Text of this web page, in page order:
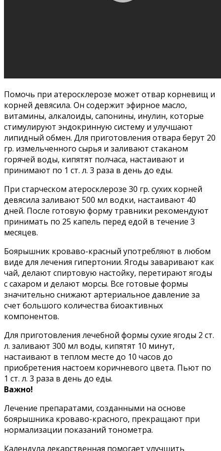
Помочь при атеросклерозе может отвар корневищ и
корней девясила. Он содержит эфирное масло,
витамины, алкалоиды, сапонины, инулин, которые
стимулируют эндокринную систему и улучшают
липидный обмен. Для приготовления отвара берут 20
гр. измельченного сырья и заливают стаканом
горячей воды, кипятят полчаса, настаивают и
принимают по 1 ст. л. 3 раза в день до еды.
При старческом атеросклерозе 30 гр. сухих корней
девясила заливают 500 мл водки, настаивают 40
дней. После готовую форму травники рекомендуют
принимать по 25 капель перед едой в течение 3
месяцев.
Боярышник кроваво-красный употребляют в любом
виде для лечения гипертонии. Ягоды заваривают как
чай, делают спиртовую настойку, перетирают ягоды
с сахаром и делают морсы. Все готовые формы
значительно снижают артериальное давление за
счет большого количества биоактивных
компонентов.
Для приготовления лечебной формы сухие ягоды 2 ст.
л. заливают 300 мл воды, кипятят 10 минут,
настаивают в теплом месте до 10 часов до
приобретения настоем коричневого цвета. Пьют по
1 ст. л. 3 раза в день до еды.
Важно!
Лечение препаратами, созданными на основе
боярышника кроваво-красного, прекращают при
нормализации показаний тонометра.
Календула лекарственная помогает улучшить